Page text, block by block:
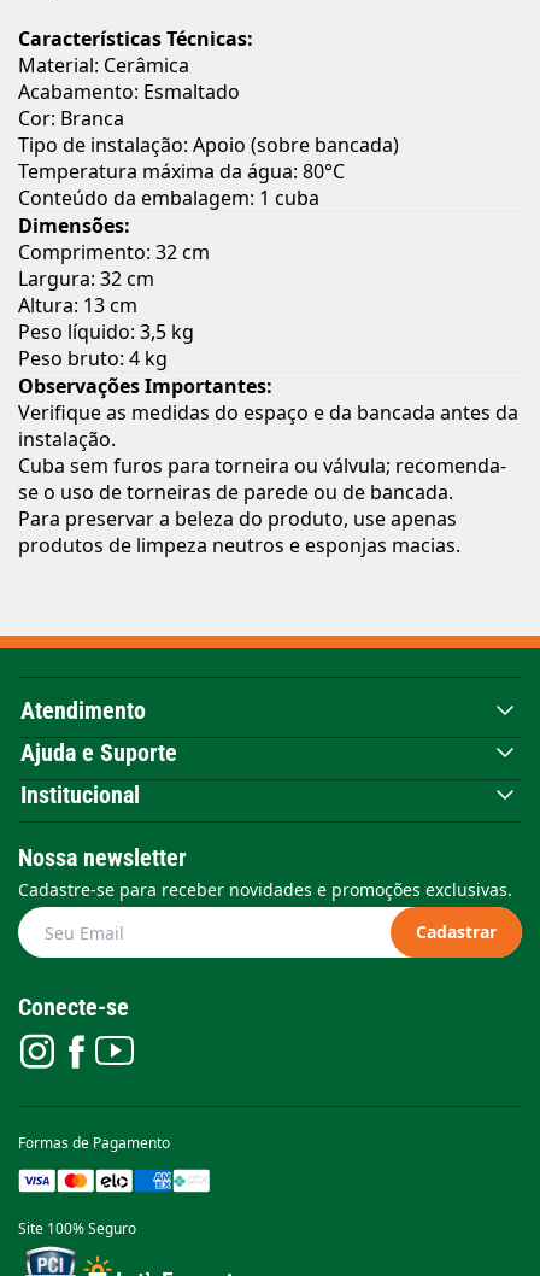
Características Técnicas:
Material: Cerâmica
Acabamento: Esmaltado
Cor: Branca
Tipo de instalação: Apoio (sobre bancada)
Temperatura máxima da água: 80°C
Conteúdo da embalagem: 1 cuba
Dimensões:
Comprimento: 32 cm
Largura: 32 cm
Altura: 13 cm
Peso líquido: 3,5 kg
Peso bruto: 4 kg
Observações Importantes:
Verifique as medidas do espaço e da bancada antes da
instalação.
Cuba sem furos para torneira ou válvula; recomenda-
se o uso de torneiras de parede ou de bancada.
Para preservar a beleza do produto, use apenas
produtos de limpeza neutros e esponjas macias.
Atendimento
Ajuda e Suporte
Institucional
Nossa newsletter
Cadastre-se para receber novidades e promoções exclusivas.
Cadastrar
Conecte-se
Formas de Pagamento
Site 100% Seguro